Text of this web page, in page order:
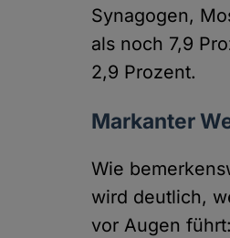
Synagogen,
als noch 7,9
2,9 Prozent.
Markanter
Wie
wird deutlich,
vor Augen